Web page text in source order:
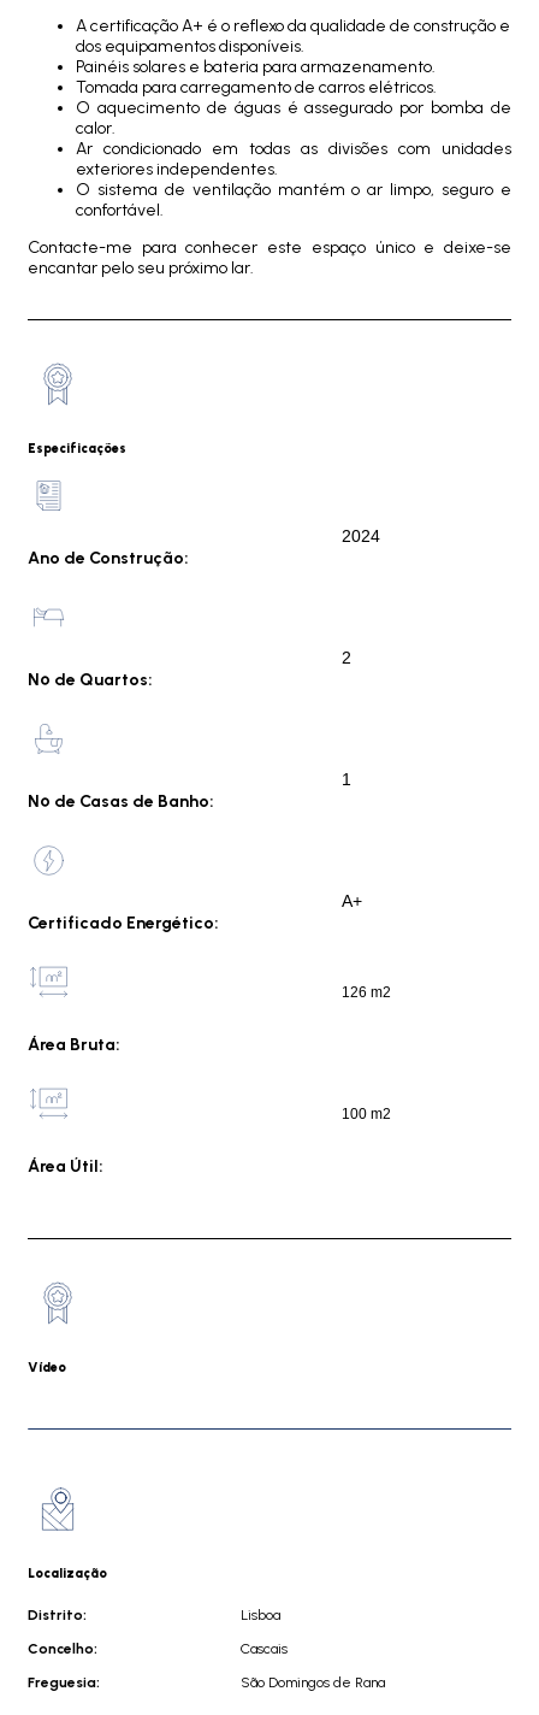
A certificação A+ é o reflexo da qualidade de construção e
dos equipamentos disponíveis.
Painéis solares e bateria para armazenamento.
Tomada para carregamento de carros elétricos.
O aquecimento de águas é assegurado por bomba de
calor.
Ar condicionado em todas as divisões com unidades
exteriores independentes.
O sistema de ventilação mantém o ar limpo, seguro e
confortável.
Contacte-me para conhecer este espaço único e deixe-se
encantar pelo seu próximo lar.
Especificações
Ano de Construção:
2024
Nº de Quartos:
2
Nº de Casas de Banho:
1
Certificado Energético:
A+
Área Bruta:
126 m2
Área Útil:
100 m2
Vídeo
Localização
Distrito:
Lisboa
Concelho:
Cascais
Freguesia:
São Domingos de Rana